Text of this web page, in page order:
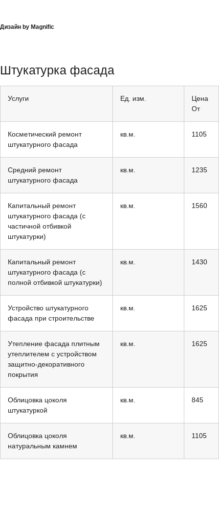
Дизайн by Magnific
Штукатурка фасада
Услуги Ед. изм.
Цена
От
Косметический ремонт
штукатурного фасада
кв.м. 1105
Средний ремонт
штукатурного фасада
кв.м. 1235
Капитальный ремонт
штукатурного фасада (с
частичной отбивкой
штукатурки)
кв.м. 1560
Капитальный ремонт
штукатурного фасада (с
полной отбивкой штукатурки)
кв.м. 1430
Устройство штукатурного
фасада при строительстве
кв.м. 1625
Утепление фасада плитным
утеплителем с устройством
защитно-декоративного
покрытия
кв.м. 1625
Облицовка цоколя
штукатуркой
кв.м. 845
Облицовка цоколя
натуральным камнем
кв.м. 1105